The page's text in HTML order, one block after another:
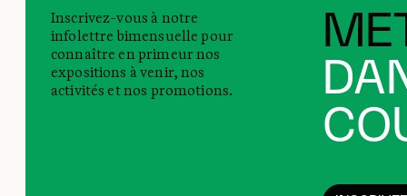
Inscrivez-vous à notre
infolettre bimensuelle pour
connaître en primeur nos
expositions à venir, nos
activités et nos promotions.